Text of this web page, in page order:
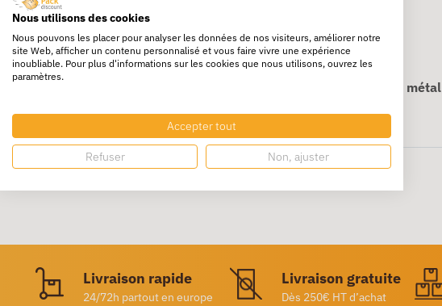
Couteau de sécurité ambidextre avec intérieur en métal
Equipé d’une lame qui se change facilement. .
Livraison rapide
24/72h partout en europe
Livraison gratuite
Dès 250€ HT d’achat
Nous utilisons des cookies
Nous pouvons les placer pour analyser les données de nos visiteurs, améliorer notre
site Web, afficher un contenu personnalisé et vous faire vivre une expérience
inoubliable. Pour plus d'informations sur les cookies que nous utilisons, ouvrez les
paramètres.
Accepter tout
Refuser Non, ajuster